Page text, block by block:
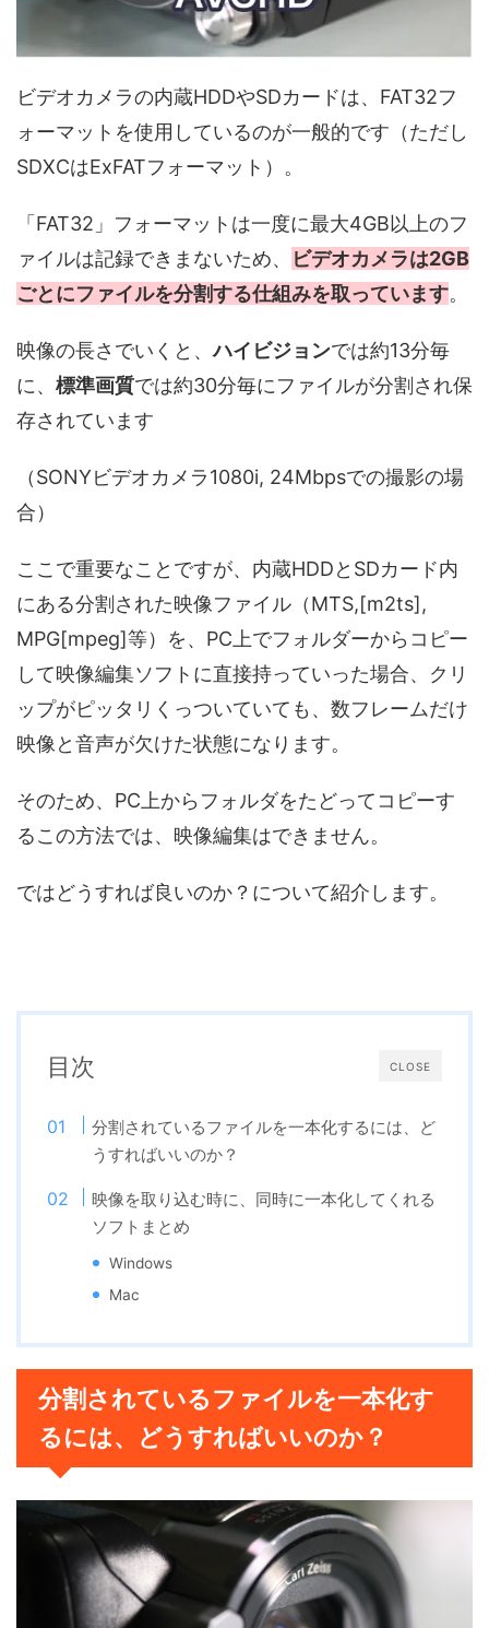
ビデオカメラの内蔵HDDやSDカードは、FAT32フ
ォーマットを使用しているのが一般的です（ただし
SDXCはExFATフォーマット）。
「FAT32」フォーマットは一度に最大4GB以上のフ
ァイルは記録できまないため、
ビデオカメラは2GB
ごとにファイルを分割する仕組みを取っています。
映像の長さでいくと、ハイビジョンでは約13分毎
に、 標準画質では約30分毎にファイルが分割され保
存されています
（SONYビデオカメラ1080i, 24Mbpsでの撮影の場
合）
ここで重要なことですが、内蔵HDDとSDカード内
にある分割された映像ファイル（MTS,[m2ts],
MPG[mpeg]等）を、PC上でフォルダーからコピー
して映像編集ソフトに直接持っていった場合、クリ
ップがピッタリくっついていても、数フレームだけ
映像と音声が欠けた状態になります。
そのため、PC上からフォルダをたどってコピーす
るこの方法では、映像編集はできません。
ではどうすれば良いのか？について紹介します。
CLOSE
目次
分割されているファイルを一本化するには、ど
うすればいいのか？
映像を取り込む時に、同時に一本化してくれる
ソフトまとめ
Windows
Mac
分割されているファイルを一本化す
るには、どうすればいいのか？